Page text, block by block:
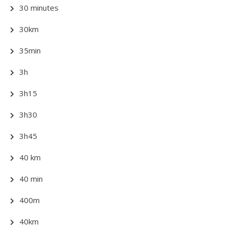
30 minutes
30km
35min
3h
3h15
3h30
3h45
40 km
40 min
400m
40km